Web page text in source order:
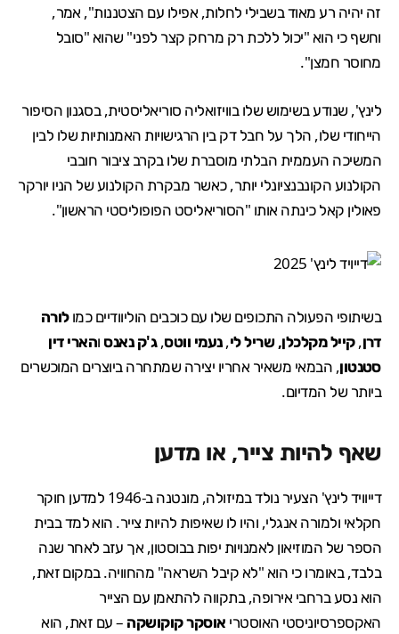
זה יהיה רע מאוד בשבילי לחלות, אפילו עם הצטננות", אמר,
וחשף כי הוא "יכול ללכת רק מרחק קצר לפני" שהוא "סובל
מחוסר חמצן".
לינץ', שנודע בשימוש שלו בוויזואליה סוריאליסטית, בסגנון הסיפור
הייחודי שלו, הלך על חבל דק בין הרגישויות האמנותיות שלו לבין
המשיכה העממית הבלתי מוסברת שלו בקרב ציבור חובבי
הקולנוע הקונבנציונלי יותר, כאשר מבקרת הקולנוע של הניו יורקר
פאולין קאל כינתה אותו "הסוריאליסט הפופוליסטי הראשון".
בשיתופי הפעולה התכופים שלו עם כוכבים הוליוודיים כמולורה
דרן,קייל מקלכלן, שריל לי,נעמי ווטס,ג'ק נאנס והארי דין
סטנטון, הבמאי משאיר אחריו יצירה שמתחרה ביוצרים המוכשרים
ביותר של המדיום.
שאף להיות צייר, או מדען
דייוויד לינץ' הצעיר נולד במיזולה, מונטנה ב-1946 למדען חוקר
חקלאי ולמורה אנגלי, והיו לו שאיפות להיות צייר. הוא למד בבית
הספר של המוזיאון לאמנויות יפות בבוסטון, אך עזב לאחר שנה
בלבד, באומרו כי הוא "לא קיבל השראה" מהחוויה. במקום זאת,
הוא נסע ברחבי אירופה, בתקווה להתאמן עם הצייר
האקספרסיוניסטי האוסטרי אוסקר קוקושקה – עם זאת, הוא